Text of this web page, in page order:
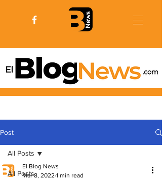
Post
All Posts
All Posts
El Blog News
Mar 8, 2022 1 min read